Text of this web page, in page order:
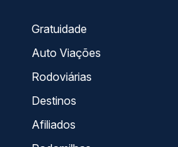
Gratuidade
Auto Viações
Rodoviárias
Destinos
Afiliados